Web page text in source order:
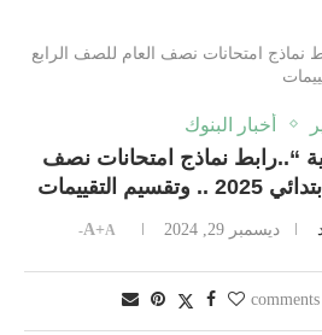
نماذج امتحانات نصف العام للصف الرابع
أخبار البنوك
“..رابط نماذج امتحانات نصف
التقييمات
ديسمبر 29, 2024 A+A-